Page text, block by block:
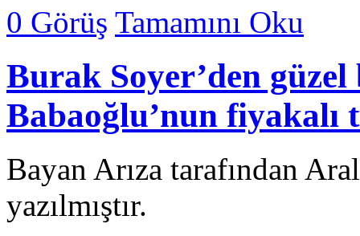
0 Görüş Tamamını Oku
Burak Soyer’den
Babaoğlu’nun
Bayan Arıza tarafından
yazılmıştır.